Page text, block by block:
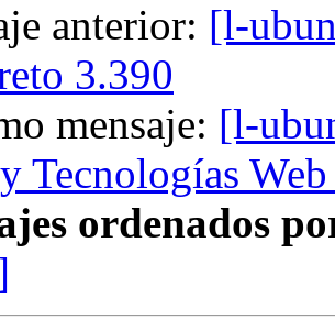
anterior: [l-
3.390
mensaje: [l-
Tecnologías
ordenados